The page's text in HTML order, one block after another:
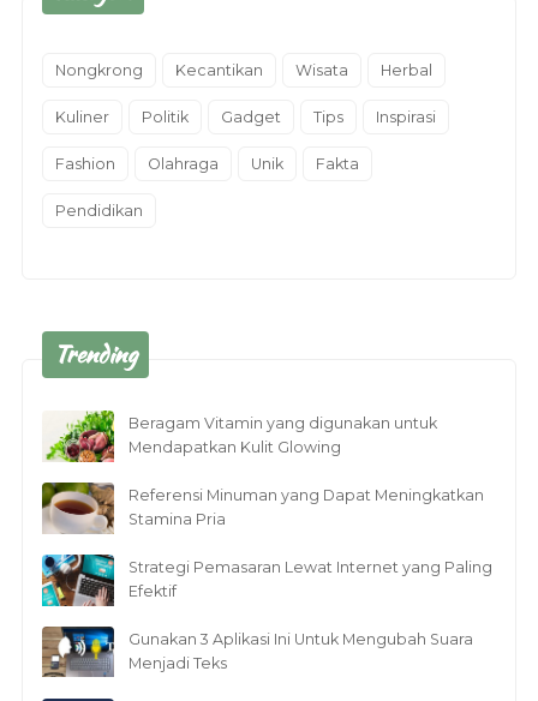
Nongkrong Kecantikan Wisata Herbal
Kuliner Politik Gadget Tips Inspirasi
Fashion Olahraga Unik Fakta
Pendidikan
Trending
Beragam Vitamin yang digunakan untuk
Mendapatkan Kulit Glowing
Referensi Minuman yang Dapat Meningkatkan
Stamina Pria
Strategi Pemasaran Lewat Internet yang Paling
Efektif
Gunakan 3 Aplikasi Ini Untuk Mengubah Suara
Menjadi Teks